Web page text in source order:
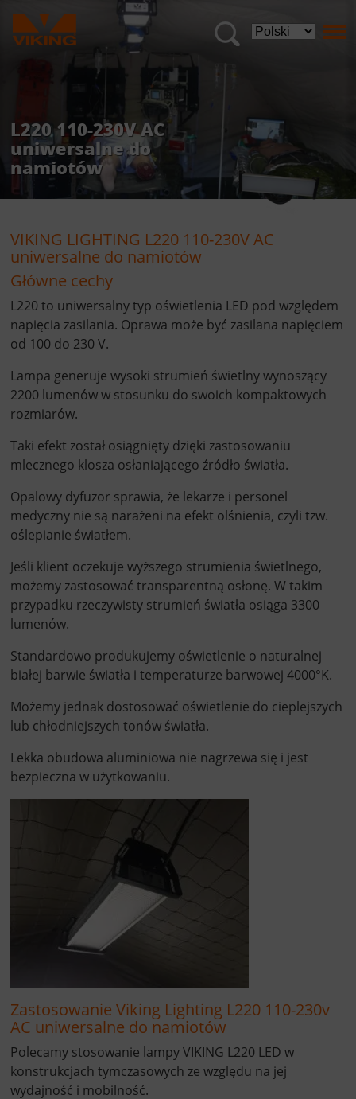
L220 110-230V AC
uniwersalne do
namiotów
VIKING LIGHTING L220 110-230V AC
uniwersalne do namiotów
Główne cechy
L220 to uniwersalny typ oświetlenia LED pod względem
napięcia zasilania. Oprawa może być zasilana napięciem
od 100 do 230 V.
Lampa generuje wysoki strumień świetlny wynoszący
2200 lumenów w stosunku do swoich kompaktowych
rozmiarów.
Taki efekt został osiągnięty dzięki zastosowaniu
mlecznego klosza osłaniającego źródło światła.
Opalowy dyfuzor sprawia, że lekarze i personel
medyczny nie są narażeni na efekt olśnienia, czyli tzw.
oślepianie światłem.
Jeśli klient oczekuje wyższego strumienia świetlnego,
możemy zastosować transparentną osłonę. W takim
przypadku rzeczywisty strumień światła osiąga 3300
lumenów.
Standardowo produkujemy oświetlenie o naturalnej
białej barwie światła i temperaturze barwowej 4000°K.
Możemy jednak dostosować oświetlenie do cieplejszych
lub chłodniejszych tonów światła.
Lekka obudowa aluminiowa nie nagrzewa się i jest
bezpieczna w użytkowaniu.
Zastosowanie Viking Lighting L220 110-230v
AC uniwersalne do namiotów
Polecamy stosowanie lampy VIKING L220 LED w
konstrukcjach tymczasowych ze względu na jej
wydajność i mobilność.